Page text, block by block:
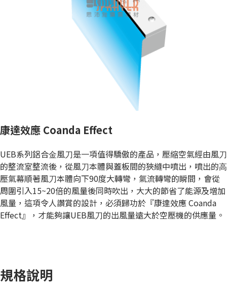
康達效應 Coanda Effect
UEB系列鋁合⾦風⼑是⼀項值得驕傲的產品，壓縮空氣經由風⼑
的整流室整流後，從風⼑本體與蓋板間的狹縫中噴出，噴出的⾼
壓氣幕順著風⼑本體向下90度⼤轉彎，氣流轉彎的瞬間，會從
周圍引入15~20倍的風量後同時吹出，⼤⼤的節省了能源及增加
風量，這項令⼈讚賞的設計，必須歸功於『康達效應 Coanda
Effect』，才能夠讓UEB風⼑的出風量遠⼤於空壓機的供應量。
規格說明